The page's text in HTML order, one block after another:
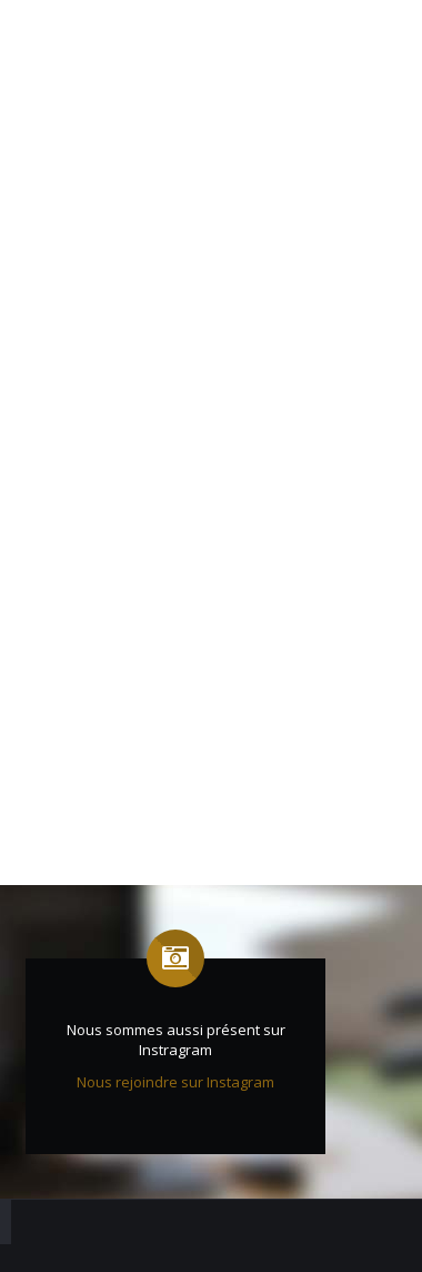
Nous sommes aussi présent sur
Instragram
Nous rejoindre sur Instagram